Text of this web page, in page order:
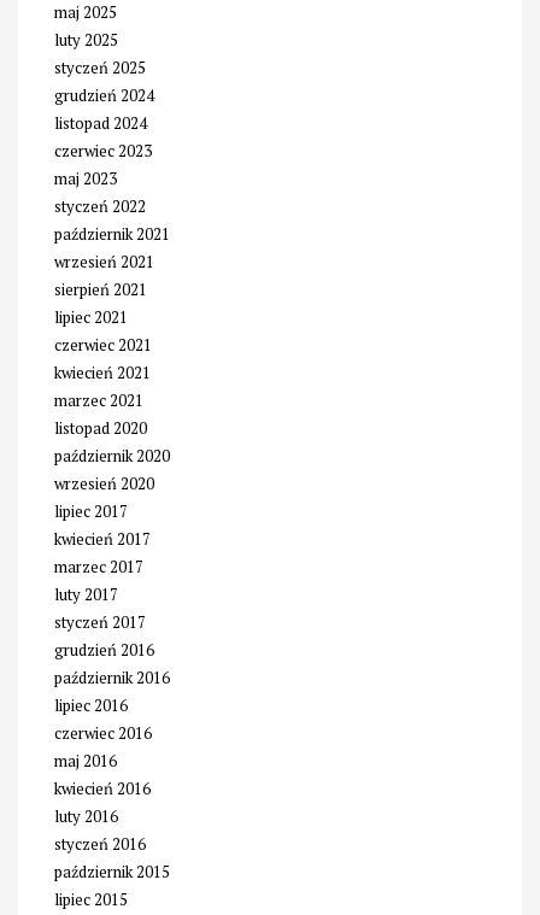
maj 2025
luty 2025
styczeń 2025
grudzień 2024
listopad 2024
czerwiec 2023
maj 2023
styczeń 2022
październik 2021
wrzesień 2021
sierpień 2021
lipiec 2021
czerwiec 2021
kwiecień 2021
marzec 2021
listopad 2020
październik 2020
wrzesień 2020
lipiec 2017
kwiecień 2017
marzec 2017
luty 2017
styczeń 2017
grudzień 2016
październik 2016
lipiec 2016
czerwiec 2016
maj 2016
kwiecień 2016
luty 2016
styczeń 2016
październik 2015
lipiec 2015